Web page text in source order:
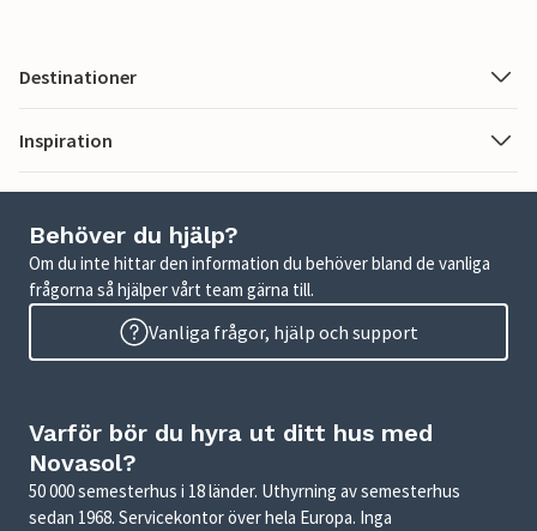
Destinationer
Inspiration
Behöver du hjälp?
Om du inte hittar den information du behöver bland de vanliga
frågorna så hjälper vårt team gärna till.
Vanliga frågor, hjälp och support
Varför bör du hyra ut ditt hus med
Novasol?
50 000 semesterhus i 18 länder. Uthyrning av semesterhus
sedan 1968. Servicekontor över hela Europa. Inga